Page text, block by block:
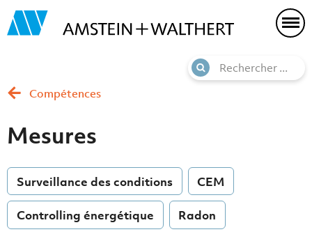
Compétences
Mesures
Surveillance des conditions CEM
Controlling énergétique Radon